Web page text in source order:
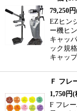
79,250円
EZヒン
ー機ヒ
キャッ
ック規
キャッ
Ｆ フレ
1,750円(
F フレ